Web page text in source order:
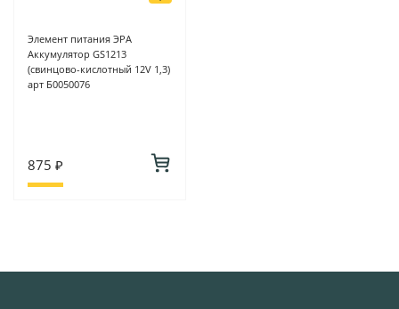
Элемент питания ЭРА
Аккумулятор GS1213
(свинцово-кислотный 12V 1,3)
арт Б0050076
875 ₽